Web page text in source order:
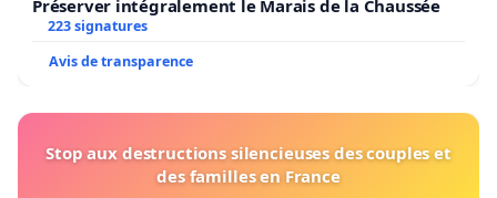
Préserver intégralement le Marais de la Chaussée
223 signatures
Avis de transparence
Stop aux destructions silencieuses des couples et
des familles en France